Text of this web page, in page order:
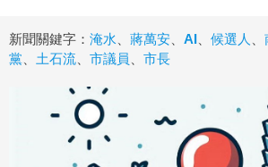
新聞關鍵字： 淹水 蔣萬安 AI 候選人
黨
土石流 市議員 市長